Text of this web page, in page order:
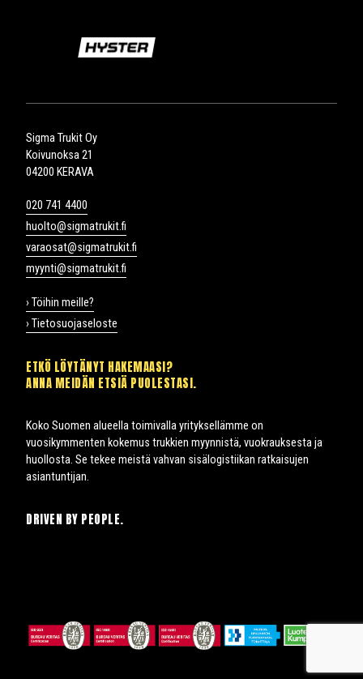
Sigma Trukit Oy
Koivunoksa 21
04200 KERAVA
020 741 4400
huolto@sigmatrukit.fi
varaosat@sigmatrukit.fi
myynti@sigmatrukit.fi
› Töihin meille?
› Tietosuojaseloste
ETKÖ LÖYTÄNYT HAKEMAASI?
ANNA MEIDÄN ETSIÄ PUOLESTASI.
Koko Suomen alueella toimivalla yrityksellämme on
vuosikymmenten kokemus trukkien myynnistä, vuokrauksesta ja
huollosta. Se tekee meistä vahvan sisälogistiikan ratkaisujen
asiantuntijan.
DRIVEN BY PEOPLE.